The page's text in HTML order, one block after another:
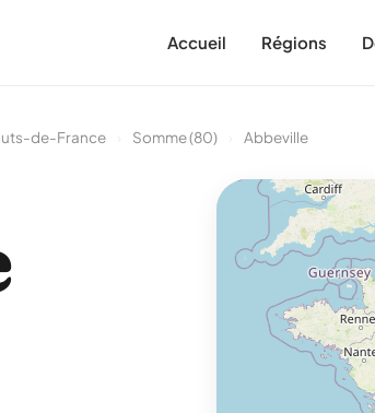
Accueil Régions
de-France Somme (80) Abbeville